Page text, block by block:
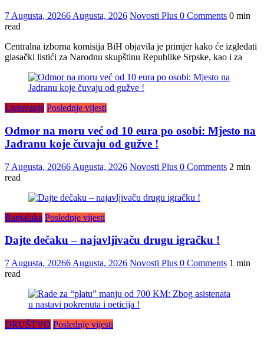
7 Augusta, 20266 Augusta, 2026 Novosti Plus 0 Comments 0 min
read
Centralna izborna komisija BiH objavila je primjer kako će izgledati
glasački listići za Narodnu skupštinu Republike Srpske, kao i za
Ljetovanje Poslednje vijesti
Odmor na moru već od 10 eura po osobi: Mjesto na
Jadranu koje čuvaju od gužve !
7 Augusta, 20266 Augusta, 2026 Novosti Plus 0 Comments 2 min
read
Banjaluka Poslednje vijesti
Dajte dečaku – najavljivaču drugu igračku !
7 Augusta, 20266 Augusta, 2026 Novosti Plus 0 Comments 1 min
read
DRUŠTVO Poslednje vijesti